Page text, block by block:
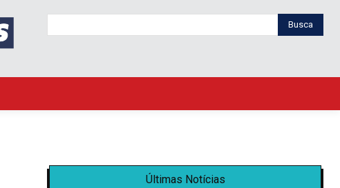
Busca
Últimas Notícias